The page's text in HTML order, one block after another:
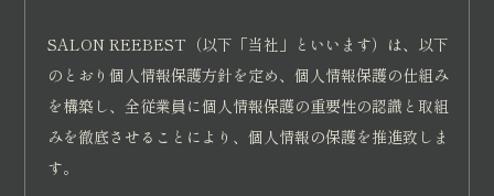
振込先の銀行口座は、受講の申込みの後にメール等
の方法によりお知らせ致します。
クレジットカード決済は、当教室がクレジットカー
ド決済を導入している講座に限りクレジットカード
SALON REEBEST（以下「当社」といいます）は、以下
のとおり個人情報保護方針を定め、個人情報保護の仕組み
を構築し、全従業員に個人情報保護の重要性の認識と取組
みを徹底させることにより、個人情報の保護を推進致しま
す。